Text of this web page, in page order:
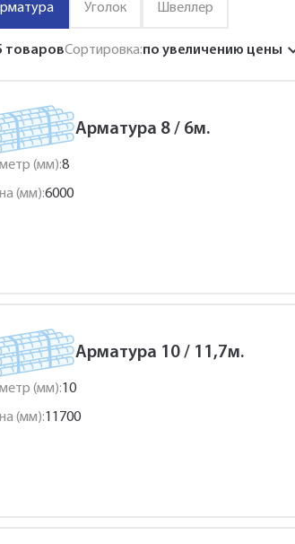
Уголок Швеллер
товаровСортировка:по увеличению цены
Арматура 8 / 6м.
(мм):8
(мм):6000
Арматура 10 / 11,7м.
(мм):10
(мм):11700